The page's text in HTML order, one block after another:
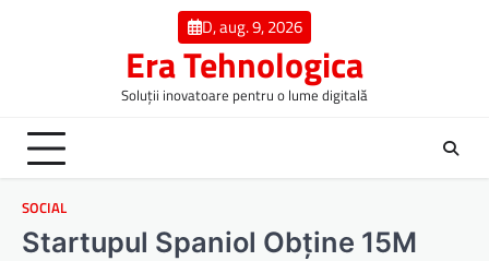
D, aug. 9, 2026
Era Tehnologica
Soluții inovatoare pentru o lume digitală
SOCIAL
Startupul Spaniol Obține 15M